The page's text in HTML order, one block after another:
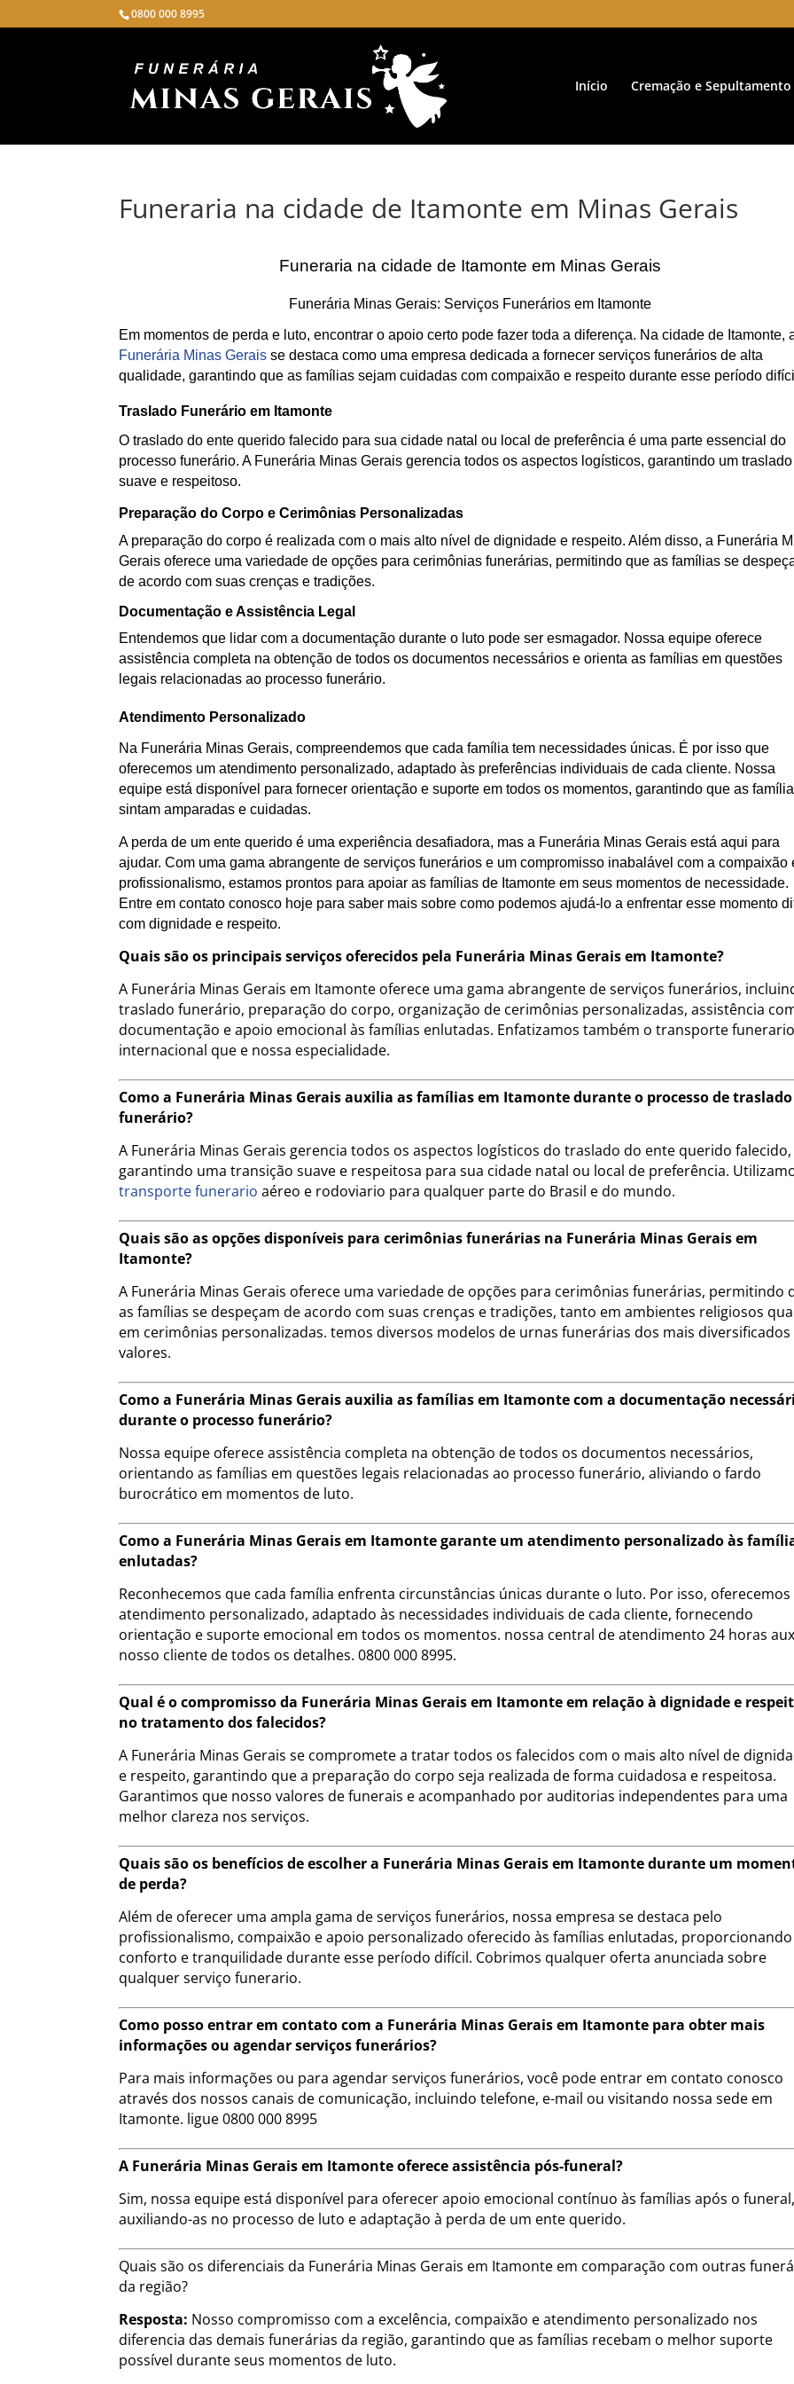
0800 000 8995
Início Cremação e Sepultamento
Funeraria na cidade de Itamonte em Minas Gerais
Funeraria na cidade de Itamonte em Minas Gerais
Funerária Minas Gerais: Serviços Funerários em Itamonte
Em momentos de perda e luto, encontrar o apoio certo pode fazer toda a diferença. Na cidade de Itamonte,
Funerária Minas Gerais se destaca como uma empresa dedicada a fornecer serviços funerários de alta
qualidade, garantindo que as famílias sejam cuidadas com compaixão e respeito durante esse período
Traslado Funerário em Itamonte
O traslado do ente querido falecido para sua cidade natal ou local de preferência é uma parte essencial do
processo funerário. A Funerária Minas Gerais gerencia todos os aspectos logísticos, garantindo um traslado
suave e respeitoso.
Preparação do Corpo e Cerimônias Personalizadas
A preparação do corpo é realizada com o mais alto nível de dignidade e respeito. Além disso, a Funerária
Gerais oferece uma variedade de opções para cerimônias funerárias, permitindo que as famílias se
de acordo com suas crenças e tradições.
Documentação e Assistência Legal
Entendemos que lidar com a documentação durante o luto pode ser esmagador. Nossa equipe oferece
assistência completa na obtenção de todos os documentos necessários e orienta as famílias em questões
legais relacionadas ao processo funerário.
Atendimento Personalizado
Na Funerária Minas Gerais, compreendemos que cada família tem necessidades únicas. É por isso que
oferecemos um atendimento personalizado, adaptado às preferências individuais de cada cliente. Nossa
equipe está disponível para fornecer orientação e suporte em todos os momentos, garantindo que as
sintam amparadas e cuidadas.
A perda de um ente querido é uma experiência desafiadora, mas a Funerária Minas Gerais está aqui para
ajudar. Com uma gama abrangente de serviços funerários e um compromisso inabalável com a compaixão
profissionalismo, estamos prontos para apoiar as famílias de Itamonte em seus momentos de necessidade.
Entre em contato conosco hoje para saber mais sobre como podemos ajudá-lo a enfrentar esse momento
com dignidade e respeito.
Quais são os principais serviços oferecidos pela Funerária Minas Gerais em Itamonte?
A Funerária Minas Gerais em Itamonte oferece uma gama abrangente de serviços funerários,
traslado funerário, preparação do corpo, organização de cerimônias personalizadas, assistência
documentação e apoio emocional às famílias enlutadas. Enfatizamos também o transporte funerario
internacional que e nossa especialidade.
Como a Funerária Minas Gerais auxilia as famílias em Itamonte durante o processo de traslado
funerário?
A Funerária Minas Gerais gerencia todos os aspectos logísticos do traslado do ente querido falecido,
garantindo uma transição suave e respeitosa para sua cidade natal ou local de preferência.
transporte funerario aéreo e rodoviario para qualquer parte do Brasil e do mundo.
Quais são as opções disponíveis para cerimônias funerárias na Funerária Minas Gerais em
Itamonte?
A Funerária Minas Gerais oferece uma variedade de opções para cerimônias funerárias, permitindo
as famílias se despeçam de acordo com suas crenças e tradições, tanto em ambientes religiosos
em cerimônias personalizadas. temos diversos modelos de urnas funerárias dos mais diversificados
valores.
Como a Funerária Minas Gerais auxilia as famílias em Itamonte com a documentação
durante o processo funerário?
Nossa equipe oferece assistência completa na obtenção de todos os documentos necessários,
orientando as famílias em questões legais relacionadas ao processo funerário, aliviando o fardo
burocrático em momentos de luto.
Como a Funerária Minas Gerais em Itamonte garante um atendimento personalizado às
enlutadas?
Reconhecemos que cada família enfrenta circunstâncias únicas durante o luto. Por isso, oferecemos
atendimento personalizado, adaptado às necessidades individuais de cada cliente, fornecendo
orientação e suporte emocional em todos os momentos. nossa central de atendimento 24 horas
nosso cliente de todos os detalhes. 0800 000 8995.
Qual é o compromisso da Funerária Minas Gerais em Itamonte em relação à dignidade e
no tratamento dos falecidos?
A Funerária Minas Gerais se compromete a tratar todos os falecidos com o mais alto nível de
e respeito, garantindo que a preparação do corpo seja realizada de forma cuidadosa e respeitosa.
Garantimos que nosso valores de funerais e acompanhado por auditorias independentes para uma
melhor clareza nos serviços.
Quais são os benefícios de escolher a Funerária Minas Gerais em Itamonte durante um
de perda?
Além de oferecer uma ampla gama de serviços funerários, nossa empresa se destaca pelo
profissionalismo, compaixão e apoio personalizado oferecido às famílias enlutadas, proporcionando
conforto e tranquilidade durante esse período difícil. Cobrimos qualquer oferta anunciada sobre
qualquer serviço funerario.
Como posso entrar em contato com a Funerária Minas Gerais em Itamonte para obter mais
informações ou agendar serviços funerários?
Para mais informações ou para agendar serviços funerários, você pode entrar em contato conosco
através dos nossos canais de comunicação, incluindo telefone, e-mail ou visitando nossa sede em
Itamonte. ligue 0800 000 8995
A Funerária Minas Gerais em Itamonte oferece assistência pós-funeral?
Sim, nossa equipe está disponível para oferecer apoio emocional contínuo às famílias após o funeral,
auxiliando-as no processo de luto e adaptação à perda de um ente querido.
Quais são os diferenciais da Funerária Minas Gerais em Itamonte em comparação com outras
da região?
Resposta: Nosso compromisso com a excelência, compaixão e atendimento personalizado nos
diferencia das demais funerárias da região, garantindo que as famílias recebam o melhor suporte
possível durante seus momentos de luto.